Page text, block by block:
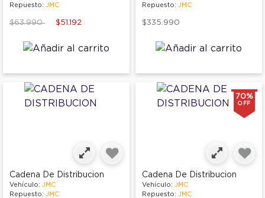
Repuesto: JMC
Price reduced from
$63.990to $51.192
Repuesto: JMC
$335.990
Cadena De Distribucion
Vehículo: JMC
Repuesto: JMC
70%
OFF
Cadena De Distribucion
Vehículo: JMC
Repuesto: JMC